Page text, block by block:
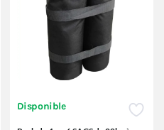
Disponible